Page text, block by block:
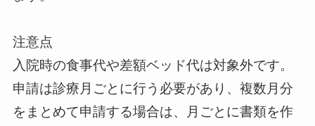
注意点
入院時の食事代や差額ベッド代は対象外です。
申請は診療月ごとに行う必要があり、複数月分
をまとめて申請する場合は、月ごとに書類を作